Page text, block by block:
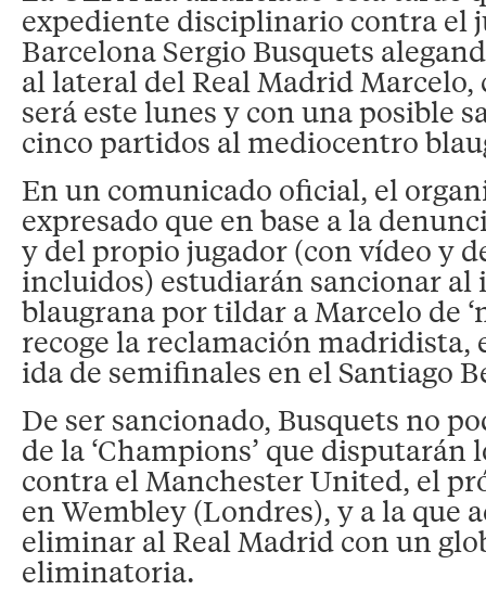
expediente disciplinario contra el
Barcelona Sergio Busquets
al lateral del Real Madrid Marcelo,
será este lunes y con una posible
cinco partidos al mediocentro
En un comunicado oficial, el
expresado que en base a la
y del propio jugador (con vídeo y
incluidos) estudiarán sancionar
blaugrana por tildar a Marcelo de
recoge la reclamación madridista,
ida de semifinales en el Santiago
De ser sancionado, Busquets no
de la ‘Champions’ que disputarán
contra el Manchester United, el
en Wembley (Londres), y a la que
eliminar al Real Madrid con un
eliminatoria.